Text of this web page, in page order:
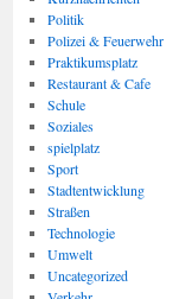
Politik
Polizei & Feuerwehr
Praktikumsplatz
Restaurant & Cafe
Schule
Soziales
spielplatz
Sport
Stadtentwicklung
Straßen
Technologie
Umwelt
Uncategorized